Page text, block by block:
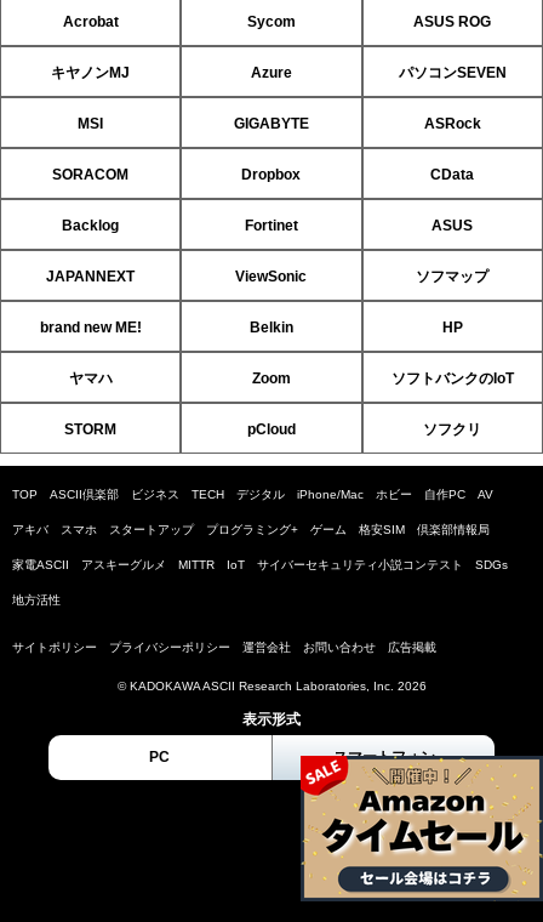
Acrobat Sycom ASUS ROG
キヤノンMJ Azure パソコンSEVEN
MSI GIGABYTE ASRock
SORACOM Dropbox CData
Backlog Fortinet ASUS
JAPANNEXT ViewSonic ソフマップ
brand new ME! Belkin HP
ヤマハ Zoom ソフトバンクのIoT
STORM pCloud ソフクリ
TOP ASCII倶楽部 ビジネス TECH デジタル iPhone/Mac ホビー 自作PC AV
アキバ スマホ スタートアップ プログラミング+ ゲーム 格安SIM 倶楽部情報局
家電ASCII アスキーグルメ MITTR IoT サイバーセキュリティ小説コンテスト SDGs
地方活性
サイトポリシー プライバシーポリシー 運営会社 お問い合わせ 広告掲載
© KADOKAWA ASCII Research Laboratories, Inc. 2026
表示形式
PC スマートフォン